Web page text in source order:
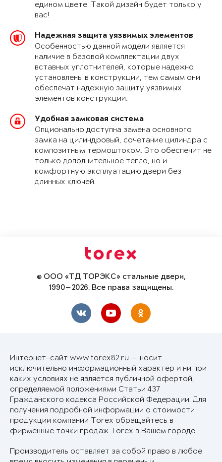
едином цвете. Такой дизайн будет только у
вас!
Надежная защита уязвимых элементов
Особенностью данной модели является
наличие в базовой комплектации двух
вставных уплотнителей, которые надежно
установлены в конструкции, тем самым они
обеспечат надежную защиту уязвимых
элементов конструкции.
Удобная замковая система
Опционально доступна замена основного
замка на цилиндровый, сочетание цилиндра с
композитным термоштоком. Это обеспечит не
только дополнительное тепло, но и
комфортную эксплуатацию двери без
длинных ключей.
© ООО «ТД ТОРЭКС» стальные двери,
1990—2026. Все права защищены.
Интернет-сайт www.torex82.ru — носит
исключительно информационный характер и ни при
каких условиях не является публичной офертой,
определяемой положениями Статьи 437
Гражданского кодекса Российской Федерации. Для
получения подробной информации о стоимости
продукции компании Torex обращайтесь в
фирменные точки продаж Torex в Вашем городе.
Производитель оставляет за собой право в любое